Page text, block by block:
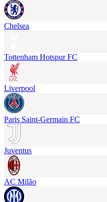
Chelsea
Tottenham Hotspur FC
Liverpool
Paris Saint-Germain FC
Juventus
AC Milão